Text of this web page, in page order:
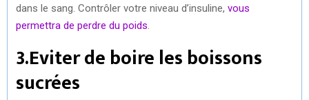
dans le sang. Contrôler votre niveau d’insuline, vous
permettra de perdre du poids
3.Eviter de boire les boissons
sucrées